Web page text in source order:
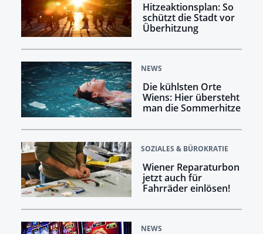
Hitzeaktionsplan: So
schützt die Stadt vor
Überhitzung
NEWS
Die kühlsten Orte
Wiens: Hier übersteht
man die Sommerhitze
SOZIALES & BÜROKRATIE
Wiener Reparaturbon
jetzt auch für
Fahrräder einlösen!
NEWS